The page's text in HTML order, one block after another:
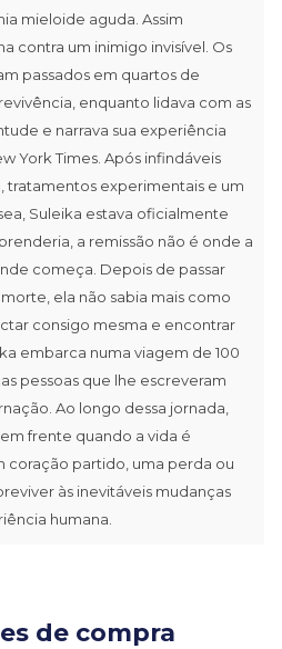
mieloide aguda. Assim
contra um inimigo invisível. Os
passados em quartos de
enquanto lidava com as
e narrava sua experiência
York Times. Após infindáveis
tratamentos experimentais e um
Suleika estava oficialmente
a remissão não é onde a
começa. Depois de passar
ela não sabia mais como
consigo mesma e encontrar
embarca numa viagem de 100
pessoas que lhe escreveram
Ao longo dessa jornada,
frente quando a vida é
coração partido, uma perda ou
às inevitáveis mudanças
humana.
de compra